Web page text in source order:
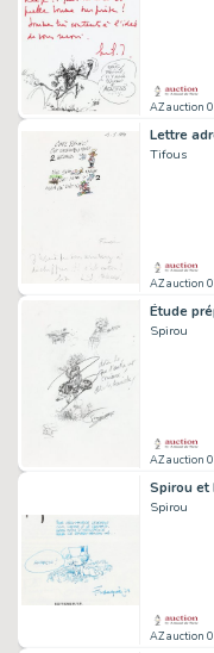
AZ auction
Lettre
Tifous
AZ auction
Étude
Spirou
AZ auction
Spirou et
Spirou
AZ auction